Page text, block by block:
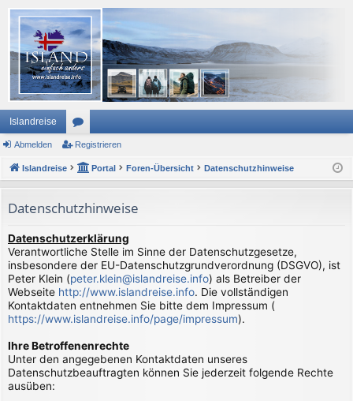
Islandreise
or
en
Abmelden Registrieren
Islandreise Portal Foren-Übersicht Datenschutzhinweise
Datenschutzhinweise
Datenschutzerklärung
Verantwortliche Stelle im Sinne der Datenschutzgesetze,
insbesondere der EU-Datenschutzgrundverordnung (DSGVO), ist
Peter Klein (peter.klein@islandreise.info) als Betreiber der
Webseite http://www.islandreise.info. Die vollständigen
Kontaktdaten entnehmen Sie bitte dem Impressum (
https://www.islandreise.info/page/impressum).
Ihre Betroffenenrechte
Unter den angegebenen Kontaktdaten unseres
Datenschutzbeauftragten können Sie jederzeit folgende Rechte
ausüben: